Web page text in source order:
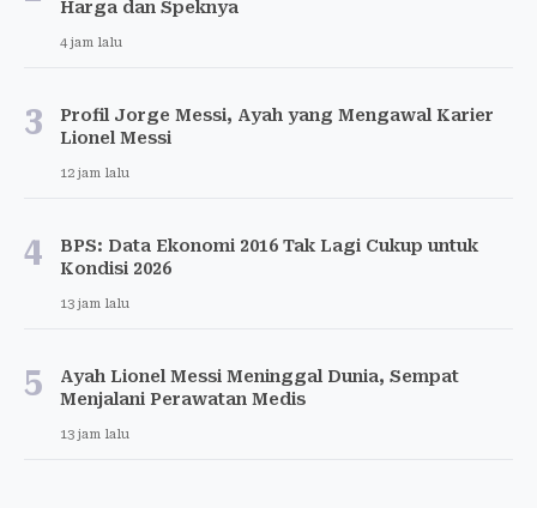
Harga dan Speknya
4 jam lalu
3
Profil Jorge Messi, Ayah yang Mengawal Karier
Lionel Messi
12 jam lalu
4
BPS: Data Ekonomi 2016 Tak Lagi Cukup untuk
Kondisi 2026
13 jam lalu
5
Ayah Lionel Messi Meninggal Dunia, Sempat
Menjalani Perawatan Medis
13 jam lalu